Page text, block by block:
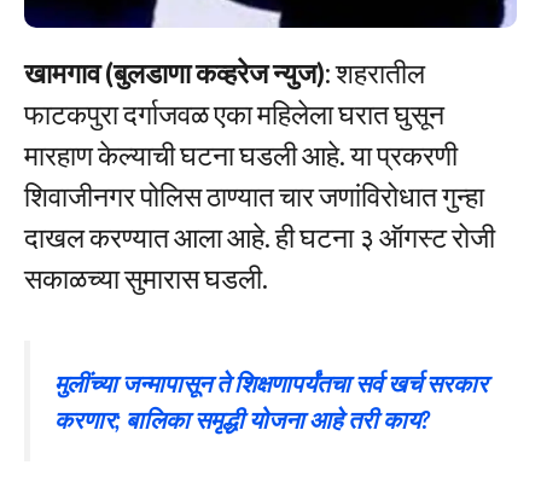
खामगाव (बुलडाणा कव्हरेज न्युज): शहरातील
फाटकपुरा दर्गाजवळ एका महिलेला घरात घुसून
मारहाण केल्याची घटना घडली आहे. या प्रकरणी
शिवाजीनगर पोलिस ठाण्यात चार जणांविरोधात गुन्हा
दाखल करण्यात आला आहे. ही घटना ३ ऑगस्ट रोजी
सकाळच्या सुमारास घडली.
मुलींच्या जन्मापासून ते शिक्षणापर्यंतचा सर्व खर्च सरकार
करणार; बालिका समृद्धी योजना आहे तरी काय?